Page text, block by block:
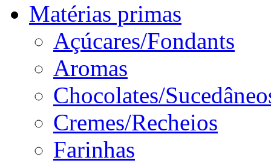
Matérias primas
Açúcares/Fondants
Aromas
Chocolates/
Cremes/Recheios
Farinhas